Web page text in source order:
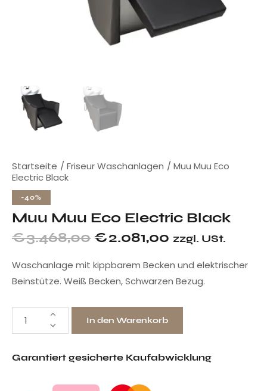
Startseite Friseur Waschanlagen
Muu Muu Eco
Electric Black
-40%
Muu Muu Eco Electric Black
€3.468,00 €2.081,00 zzgl. USt.
Waschanlage mit kippbarem Becken und elektrischer
Beinstütze. Weiß Becken, Schwarzen Bezug.
In den Warenkorb
Garantiert gesicherte Kaufabwicklung